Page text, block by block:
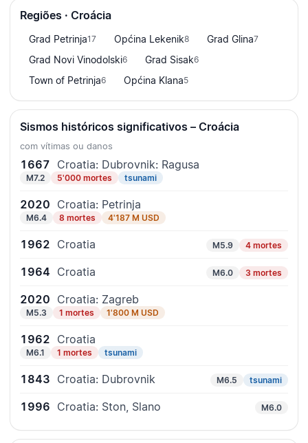
Regiões · Croácia
Grad Petrinja17 Općina Lekenik8 Grad Glina7
Grad Novi Vinodolski6 Grad Sisak6
Town of Petrinja6 Općina Klana5
Sismos históricos significativos – Croácia
com vítimas ou danos
1667 Croatia: Dubrovnik: Ragusa
M7.2 5'000 mortes tsunami
2020 Croatia: Petrinja
M6.4 8 mortes 4'187 M USD
1962 Croatia M5.9 4 mortes
1964 Croatia M6.0 3 mortes
2020 Croatia: Zagreb
M5.3 1 mortes 1'800 M USD
1962 Croatia
M6.1 1 mortes tsunami
1843 Croatia: Dubrovnik M6.5 tsunami
1996 Croatia: Ston, Slano M6.0